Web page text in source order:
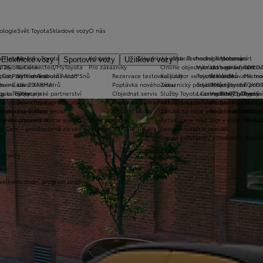
Elektrické vozy Sportovní vozy
Užitkové vozyVybrat vhodné financování
Vybrat vhodné
Toyota Kredit
Toyota Easy
Leasing KINTO One
zimních kol
na rok ZDARMA
Extracare
pro starší vozy
pneumatik
Care – prodloužená záruka na trakční
program prodeje
Zákaznická zóna
Online objednání do servisu
Kalkulátor servisních úkonů
Zákaznický portál Moje Toyota
Služby Toyota Connected/MyToyota
Aktualizace zařízení Touch 2 s
Záruka na nové vozidlo a asistenční
Aktualizace map
Servisní historie vozidel
Toyota potvrzení / schválení /
T-mate
Toyota Connected/MyToyota
CarPlay™ a Android Auto™
e-Call
u Toyoty
údaje – emise, pneumatiky
metodika měření emisí
dosutpnosti online služeb
Technologie pohonu
Let's go beyond
Elektrifikované
Plně hybridní
Vodíkový palivový
Plug-in hybrid
Bateriové
Lídr v
Svět Toyota
Novinky Toyota
Kariéra
Výtvarná soutěž Auto Snů
Lovci Kilometrů
Olympijské partnerství
Team Toyota
Motorsport
Skladové vozyO nás
Kontakt
Pro zákazníky
Rezervace testovací jízdy
Poptávka nového vozu
Objednat servis
Poptávka náhradních dílů a příslušenství
Ostatní služby
Naše pobočky
TOYOTA Jihlava